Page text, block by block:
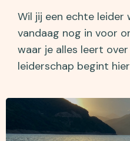
Wil jij een echte leider
vandaag nog in voor
waar je alles leert over
leiderschap begint